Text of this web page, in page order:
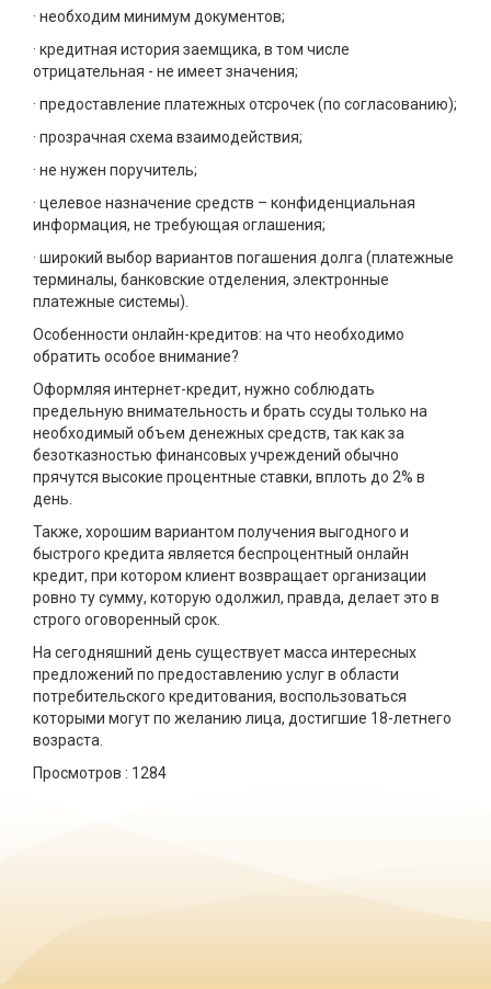
· необходим минимум документов;
· кредитная история заемщика, в том числе
отрицательная - не имеет значения;
· предоставление платежных отсрочек (по согласованию);
· прозрачная схема взаимодействия;
· не нужен поручитель;
· целевое назначение средств – конфиденциальная
информация, не требующая оглашения;
· широкий выбор вариантов погашения долга (платежные
терминалы, банковские отделения, электронные
платежные системы).
Особенности онлайн-кредитов: на что необходимо
обратить особое внимание?
Оформляя интернет-кредит, нужно соблюдать
предельную внимательность и брать ссуды только на
необходимый объем денежных средств, так как за
безотказностью финансовых учреждений обычно
прячутся высокие процентные ставки, вплоть до 2% в
день.
Также, хорошим вариантом получения выгодного и
быстрого кредита является беспроцентный онлайн
кредит, при котором клиент возвращает организации
ровно ту сумму, которую одолжил, правда, делает это в
строго оговоренный срок.
На сегодняшний день существует масса интересных
предложений по предоставлению услуг в области
потребительского кредитования, воспользоваться
которыми могут по желанию лица, достигшие 18-летнего
возраста.
Просмотров : 1284